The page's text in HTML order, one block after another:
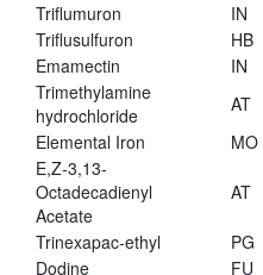
Triflumuron
IN
Triflusulfuron
HB
Emamectin
IN
Trimethylamine
hydrochloride
AT
Elemental Iron
MO
E,Z-3,13-
Octadecadienyl
Acetate
AT
Trinexapac-ethyl PG
Dodine
FU